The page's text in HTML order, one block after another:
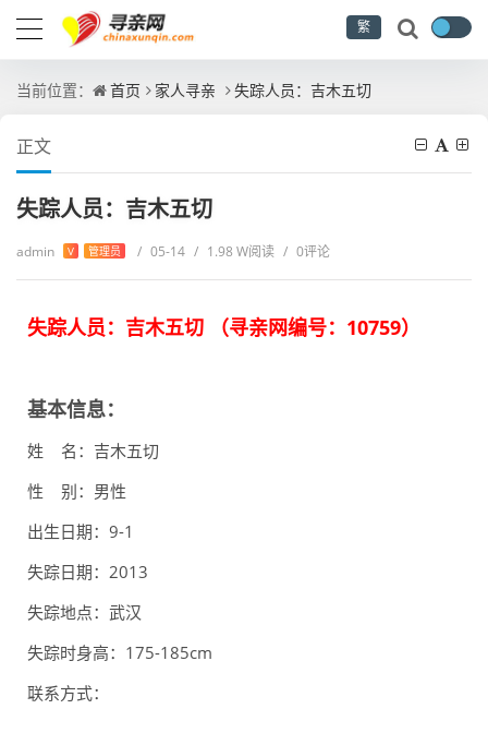
繁
当前位置： 首页 家人寻亲 失踪人员：吉木五切
正文
失踪人员：吉木五切
admin V 管理员 / 05-14 / 1.98 W阅读 / 0评论
失踪人员：吉木五切 （寻亲网编号： 10759）
基本信息：
姓 名：吉木五切
性 别：男性
出生日期：9-1
失踪日期：2013
失踪地点：武汉
失踪时身高：175-185cm
联系方式：